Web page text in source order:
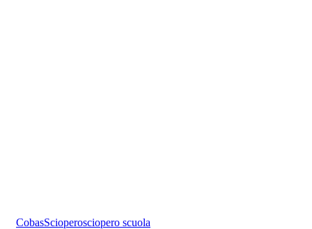
CobasScioperosciopero scuola